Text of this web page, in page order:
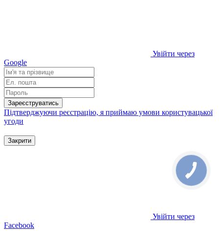
Увійти через
Google
Зареєструватись
Підтверджуючи реєстрацію, я приймаю умови користувацької
угоди
Закрити
Увійти через
Facebook